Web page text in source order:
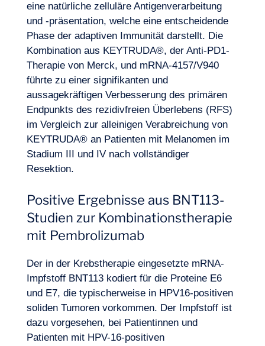
eine natürliche zelluläre Antigenverarbeitung
und -präsentation, welche eine entscheidende
Phase der adaptiven Immunität darstellt. Die
Kombination aus KEYTRUDA®, der Anti-PD1-
Therapie von Merck, und mRNA-4157/V940
führte zu einer signifikanten und
aussagekräftigen Verbesserung des primären
Endpunkts des rezidivfreien Überlebens (RFS)
im Vergleich zur alleinigen Verabreichung von
KEYTRUDA® an Patienten mit Melanomen im
Stadium III und IV nach vollständiger
Resektion.
Positive Ergebnisse aus BNT113-
Studien zur Kombinationstherapie
mit Pembrolizumab
Der in der Krebstherapie eingesetzte mRNA-
Impfstoff BNT113 kodiert für die Proteine E6
und E7, die typischerweise in HPV16-positiven
soliden Tumoren vorkommen. Der Impfstoff ist
dazu vorgesehen, bei Patientinnen und
Patienten mit HPV-16-positiven